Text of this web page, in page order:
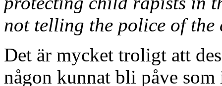
not telling the police of the
Det är mycket troligt att
någon kunnat bli påve